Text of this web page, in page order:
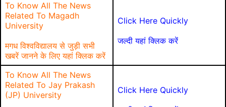
To Know All The News
Related To Magadh
University
मगध विश्वविद्यालय से जुड़ी सभी
खबरें जानने के लिए यहां क्लिक करें
Click Here Quickly
जल्दी यहां क्लिक करें
To Know All The News
Related To Jay Prakash
(JP) University
Click Here Quickly